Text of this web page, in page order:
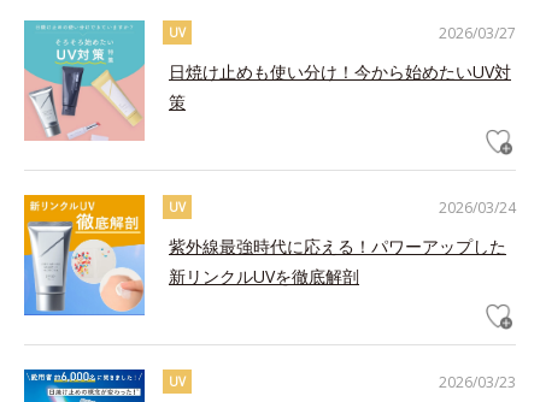
2026/03/27
UV
日焼け止めも使い分け！今から始めたいUV対
策
2026/03/24
UV
紫外線最強時代に応える！パワーアップした
新リンクルUVを徹底解剖
2026/03/23
UV